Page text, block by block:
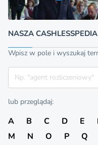
NASZA CASHLESSPEDIA
Wpisz w pole i wyszukaj
Szukaj
lub przeglądaj:
A B C D E
M
N O P Q